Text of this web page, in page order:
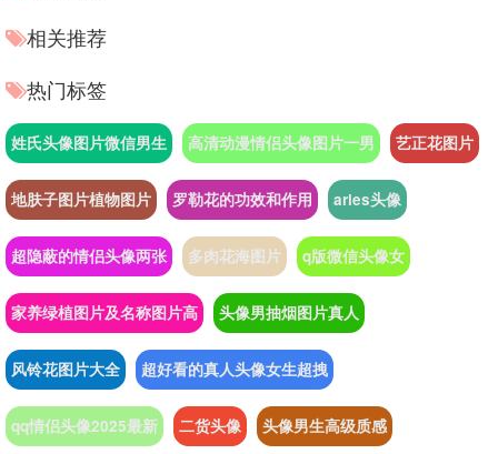
相关推荐
热门标签
姓氏头像图片微信男生 高清动漫情侣头像图片一男 艺正花图片
地肤子图片植物图片 罗勒花的功效和作用 aries头像
超隐蔽的情侣头像两张 多肉花海图片 q版微信头像女
家养绿植图片及名称图片高 头像男抽烟图片真人
风铃花图片大全 超好看的真人头像女生超拽
qq情侣头像2025最新 二货头像 头像男生高级质感